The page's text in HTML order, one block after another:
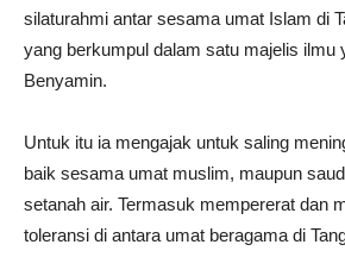
silaturahmi antar sesama umat Islam di
yang berkumpul dalam satu majelis ilmu
Benyamin.
Untuk itu ia mengajak untuk saling
baik sesama umat muslim, maupun
setanah air. Termasuk mempererat dan
toleransi di antara umat beragama di